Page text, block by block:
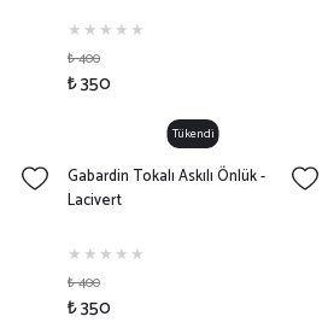
₺ 400
₺ 350
Tükendi
Gabardin Tokalı Askılı Önlük -
Lacivert
₺ 400
₺ 350